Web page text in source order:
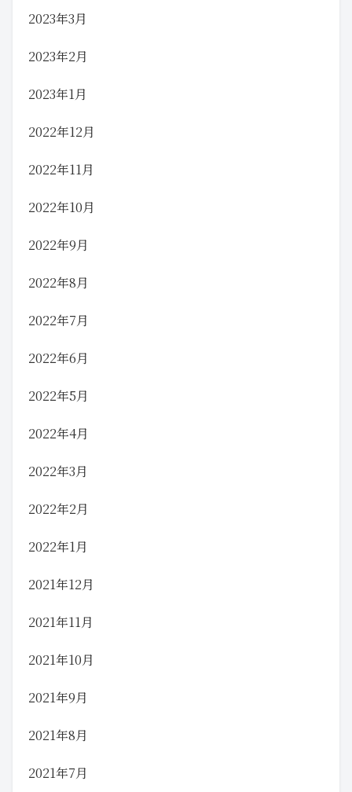
2023年3月
2023年2月
2023年1月
2022年12月
2022年11月
2022年10月
2022年9月
2022年8月
2022年7月
2022年6月
2022年5月
2022年4月
2022年3月
2022年2月
2022年1月
2021年12月
2021年11月
2021年10月
2021年9月
2021年8月
2021年7月